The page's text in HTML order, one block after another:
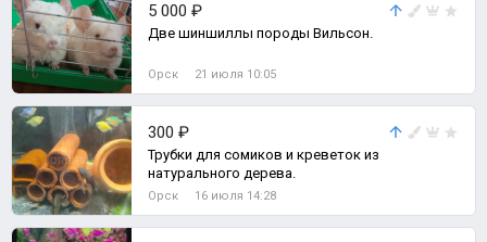
5 000 ₽
Две шиншиллы породы Вильсон.
Орск 21 июля 10:05
300 ₽
Трубки для сомиков и креветок из
натурального дерева.
Орск 16 июля 14:28